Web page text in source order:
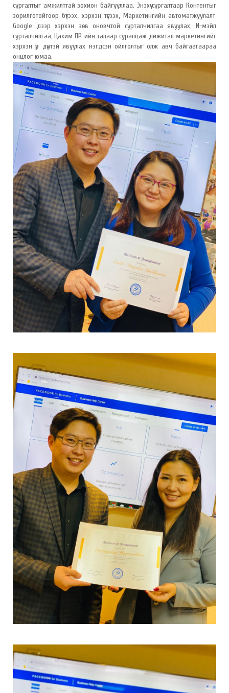
сургалтыг амжилттай зохион байгууллаа. Энэхүү сургалтаар Контентыг
зорилготойгоор бүтээх, хэрхэн түгээх, Маркетингийн автоматжуулалт,
Google дээр хэрхэн зөв оновчтой сурталчилгаа явуулах, И-мэйл
сурталчилгаа, Цахим ПР-ийн талаар суралцаж дижитал маркетингийг
хэрхэн үр дүнтэй явуулах нэгдсэн ойлголтыг олж авч байгаагаараа
онцлог юмаа.